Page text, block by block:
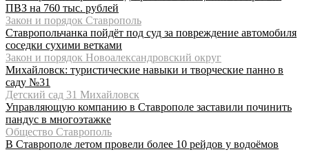
ПВЗ на 760 тыс. рублей
Закон и порядок Ставрополь
Ставропольчанка пойдёт под суд за повреждение автомобиля
соседки сухими ветками
Закон и порядок Новоалександровский округ
Михайловск: туристические навыки и творческие панно в
саду №31
Детский сад 31 Михайловск
Управляющую компанию в Ставрополе заставили починить
пандус в многоэтажке
Общество Ставрополь
В Ставрополе летом провели более 10 рейдов у водоёмов